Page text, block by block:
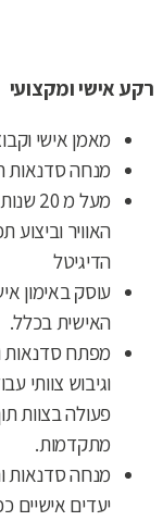
רקע אישי ומקצועי
מאמן אישי
מנחה סדנאות
מעל מ
האוויר וביצוע
הדיגיטל
עוסק באימון
האישית בכלל.
מפתח סדנאות
וגיבוש צוותי
מתקדמות.
מנחה סדנאות
יעדים